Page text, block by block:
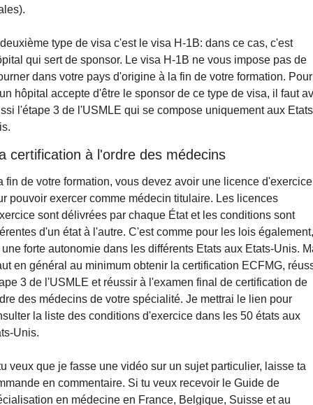
type de visa c'est le visa H-1B: dans ce cas, c'est
qui sert de sponsor. Le visa H-1B ne vous impose pas de
dans votre pays d'origine à la fin de votre formation. Pour
hôpital accepte d'être le sponsor de ce type de visa, il faut
l'étape 3 de l'USMLE qui se compose uniquement aux
certification à l'ordre des médecins
fin de votre formation, vous devez avoir une licence d'exercice
pouvoir exercer comme médecin titulaire. Les licences
sont délivrées par chaque État et les conditions sont
d'un état à l'autre. C'est comme pour les lois
une forte autonomie dans les différents Etats aux Etats-Unis.
en général au minimum obtenir la certification ECFMG,
3 de l'USMLE et réussir à l'examen final de certification de
des médecins de votre spécialité. Je mettrai le lien pour
la liste des conditions d'exercice dans les 50 états aux
Unis.
veux que je fasse une vidéo sur un sujet particulier, laisse ta
en commentaire. Si tu veux recevoir le Guide de
en médecine en France, Belgique, Suisse et au